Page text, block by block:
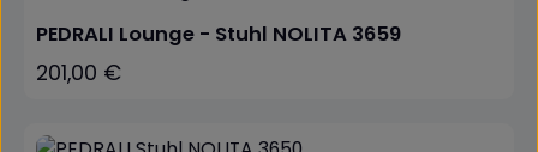
PEDRALI Lounge - Stuhl NOLITA 3659
Regulärer Preis:
201,00 €